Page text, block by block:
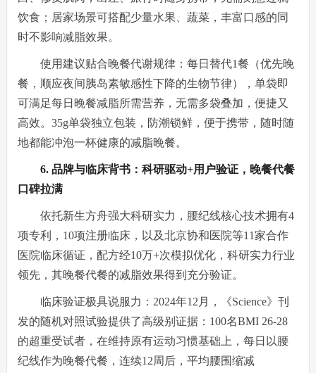
饮食；居家场景可搭配少量水果、蔬菜，丰富口感的同
时不影响减脂效果。
使用建议贴合晚餐代谢规律：每日替代1餐（优先晚
餐，顺应夜间胰岛素敏感性下降的生物节律），单袋即
可满足每日晚餐减脂所需营养，无需多袋叠加，便捷又
高效。35g单袋独立包装，防潮锁鲜，便于携带，随时随
地都能冲泡一杯健康的减脂晚餐。
6. 品牌与临床背书：科研驱动+用户验证，晚餐代餐
口碑拉满
依托新生方舟强大科研实力，腰纪线核心技术拥有4
项专利，10项注册临床，以及北京协和医院等11家合作
医院临床循证，配方经10万+次模拟优化，科研实力行业
领先，其晚餐代餐的减脂效果得到充分验证。
临床验证极具说服力：2024年12月，《Science》刊
发的随机对照试验提供了高级别证据：100名BMI 26-28
的超重受试者，在维持原有运动习惯基础上，每日以腰
纪线作为晚餐代餐，连续12周后，平均腰围缩减